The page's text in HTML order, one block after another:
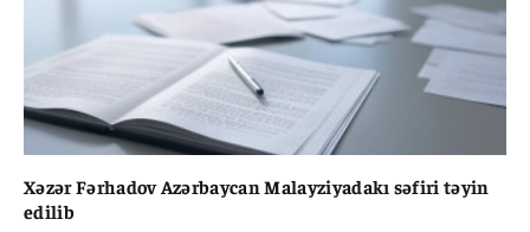
Xəzər Fərhadov Azərbaycan Malayziyadakı səfiri təyin
edilib